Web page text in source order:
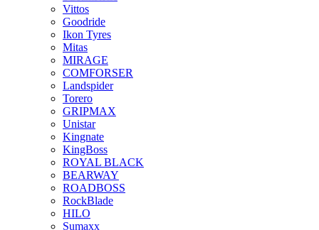
Vittos
Goodride
Ikon Tyres
Mitas
MIRAGE
COMFORSER
Landspider
Torero
GRIPMAX
Unistar
Kingnate
KingBoss
ROYAL BLACK
BEARWAY
ROADBOSS
RockBlade
HILO
Sumaxx